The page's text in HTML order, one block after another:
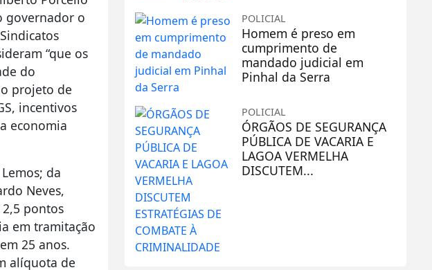
governador o
“que os
do
projeto de
incentivos
economia
da
Neves,
pontos
em tramitação
25 anos.
alíquota de
POLICIAL
Homem é preso em
cumprimento de
mandado judicial em
Pinhal da Serra
POLICIAL
ÓRGÃOS DE SEGURANÇA
PÚBLICA DE VACARIA E
LAGOA VERMELHA
DISCUTEM...